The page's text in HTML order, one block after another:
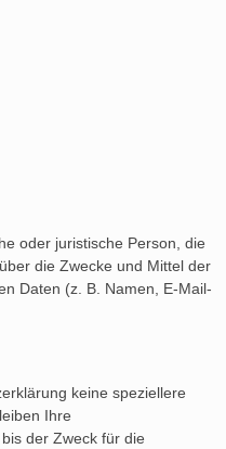
oder juristische Person, die
die Zwecke und Mittel der
Daten (z. B. Namen, E-Mail-
keine speziellere
Ihre
der Zweck für die